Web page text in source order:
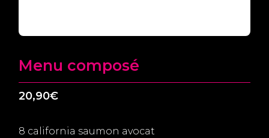
Menu composé
20,90€
8 california saumon avocat